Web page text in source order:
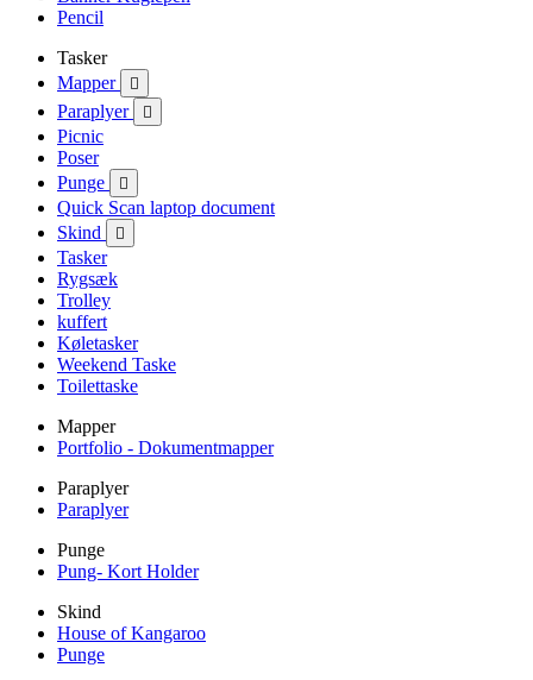
Pencil
Tasker
Mapper

Paraplyer 
Picnic
Poser
Punge

Quick Scan laptop document
Skind

Tasker
Rygsæk
Trolley
kuffert
Køletasker
Weekend Taske
Toilettaske
Mapper
Portfolio - Dokumentmapper
Paraplyer
Paraplyer
Punge
Pung- Kort Holder
Skind
House of Kangaroo
Punge